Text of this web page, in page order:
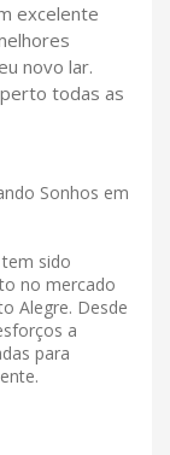
excelente
novo lar.
todas as
Sonhos em
sido
no mercado
Alegre. Desde
a
para